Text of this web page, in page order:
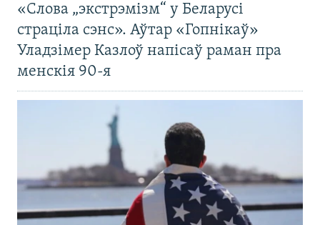
«Слова „экстрэмізм“ у Беларусі
страціла сэнс». Аўтар «Гопнікаў»
Уладзімер Казлоў напісаў раман пра
менскія 90-я